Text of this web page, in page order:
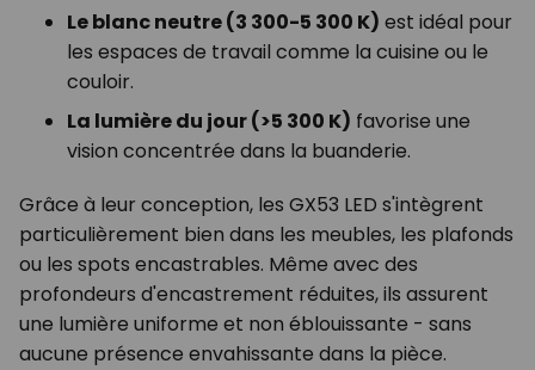
Le blanc neutre (3 300-5 300 K) est idéal pour
les espaces de travail comme la cuisine ou le
couloir.
La lumière du jour (>5 300 K) favorise une
vision concentrée dans la buanderie.
Grâce à leur conception, les GX53 LED s'intègrent
particulièrement bien dans les meubles, les plafonds
ou les spots encastrables. Même avec des
profondeurs d'encastrement réduites, ils assurent
une lumière uniforme et non éblouissante - sans
aucune présence envahissante dans la pièce.